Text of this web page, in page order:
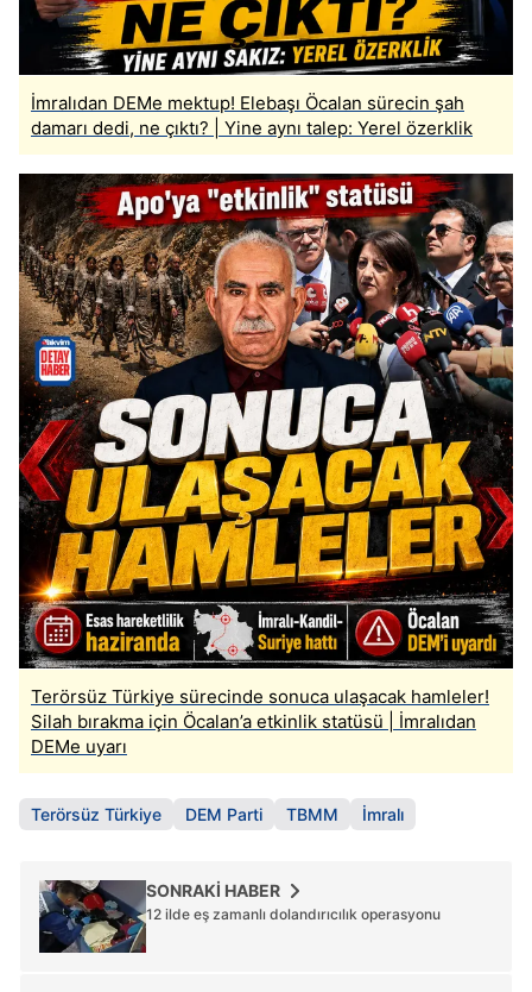
İmralıdan DEMe mektup! Elebaşı Öcalan sürecin şah
damarı dedi, ne çıktı? | Yine aynı talep: Yerel özerklik
Terörsüz Türkiye sürecinde sonuca ulaşacak hamleler!
Silah bırakma için Öcalan’a etkinlik statüsü | İmralıdan
DEMe uyarı
Terörsüz Türkiye DEM Parti TBMM İmralı
SONRAKİ HABER
12 ilde eş zamanlı dolandırıcılık operasyonu